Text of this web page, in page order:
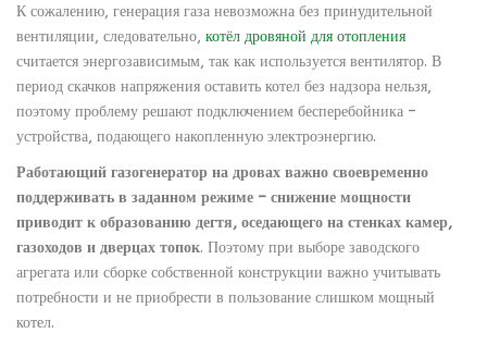
К сожалению, генерация газа невозможна без принудительной
вентиляции, следовательно, котёл дровяной для отопления
считается энергозависимым, так как используется вентилятор. В
период скачков напряжения оставить котел без надзора нельзя,
поэтому проблему решают подключением бесперебойника –
устройства, подающего накопленную электроэнергию.
Работающий газогенератор на дровах важно своевременно
поддерживать в заданном режиме – снижение мощности
приводит к образованию дегтя, оседающего на стенках камер,
газоходов и дверцах топок. Поэтому при выборе заводского
агрегата или сборке собственной конструкции важно учитывать
потребности и не приобрести в пользование слишком мощный
котел.